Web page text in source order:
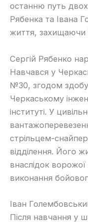
останню путь двох
Рябенка та Івана
життя, захищаючи
Сергій Рябенко
Навчався у
№30, згодом
Черкаському
інституті. У
стрільцем-
відділення. Його
внаслідок
виконання
Іван
Після навчання у